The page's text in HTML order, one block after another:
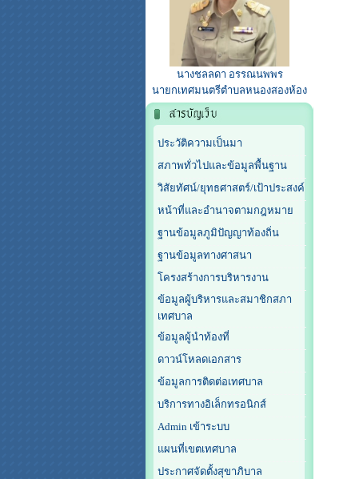
นางชลลดา อรรณนพพร
นายกเทศมนตรีตำบลหนองสองห้อง
ประวัติความเป็นมา
สภาพทั่วไปและข้อมูลพื้นฐาน
วิสัยทัศน์/ยุทธศาสตร์/เป้าประสงค์
หน้าที่และอำนาจตามกฎหมาย
ฐานข้อมูลภูมิปัญญาท้องถิ่น
ฐานข้อมูลทางศาสนา
โครงสร้างการบริหารงาน
ข้อมูลผู้บริหารและสมาชิกสภา
เทศบาล
ข้อมูลผู้นำท้องที่
ดาวน์โหลดเอกสาร
ข้อมูลการติดต่อเทศบาล
บริการทางอิเล็กทรอนิกส์
Admin เข้าระบบ
แผนที่เขตเทศบาล
ประกาศจัดตั้งสุขาภิบาล